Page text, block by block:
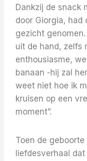
Dankzij de snack
door Giorgia, had
gezicht
uit de hand, zelfs
enthousiasme,
banaan -hij zal
weet niet hoe ik
kruisen op een
moment”.
Toen de
liefdesverhaal